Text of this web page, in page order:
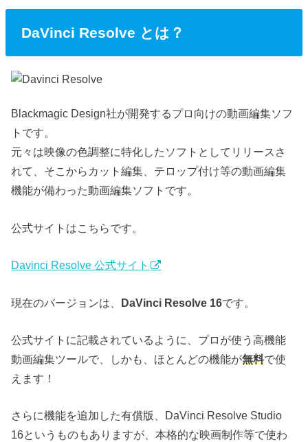
DaVinci Resolve とは？
Blackmagic Design社が開発するプロ向けの動画編集ソフ
トです。
元々は映像の色調整に特化したソフトとしてリリースさ
れて、そこからカット編集、テロップ付け等の動画編集
機能が備わった動画編集ソフトです。
公式サイトはこちらです。
Davinci Resolve 公式サイト
現在のバージョンは、 DaVinci Resolve 16です。
公式サイトに記載されているように、プロが使う高機能
動画編集ツールで、しかも、ほとんどの機能が無料で使
えます！
さらに機能を追加した有償版、DaVinci Resolve Studio
16というものもありますが、本格的な映画制作等で使わ